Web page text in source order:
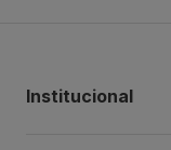
Institucional